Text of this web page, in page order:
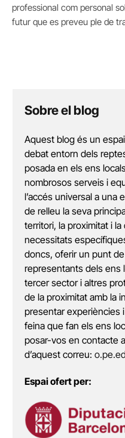
professional com personal
futur que es preveu ple de
Sobre el blog
Aquest blog és un
debat entorn dels
posada en els ens
nombrosos serveis i
l’accés universal a una
de relleu la seva
territori, la proximitat i la
necessitats
doncs, oferir un punt
representants dels ens
tercer sector i altres
de la proximitat amb la
presentar experiències
feina que fan els ens
posar-vos en contacte
d’aquest correu:
Espai ofert per: